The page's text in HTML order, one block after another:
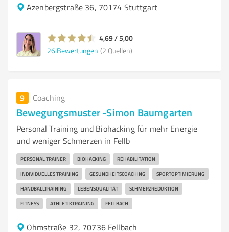
Azenbergstraße 36, 70174 Stuttgart
4,69 / 5,00
26 Bewertungen (2 Quellen)
9 Coaching
Bewegungsmuster -Simon Baumgarten
Personal Training und Biohacking für mehr Energie
und weniger Schmerzen in Fellb
PERSONAL TRAINER BIOHACKING REHABILITATION
INDIVIDUELLES TRAINING GESUNDHEITSCOACHING SPORTOPTIMIERUNG
HANDBALLTRAINING LEBENSQUALITÄT SCHMERZREDUKTION
FITNESS ATHLETIKTRAINING FELLBACH
Ohmstraße 32, 70736 Fellbach